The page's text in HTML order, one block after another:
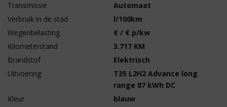
Transmissie
Automaat
Verbruik in de stad
l/100km
Wegenbelasting
€ / € p/kw
Kilometerstand
3.717 KM
Brandstof
Elektrisch
Uitvoering
T35 L2H2 Advance long
range 87 kWh DC
Kleur
blauw